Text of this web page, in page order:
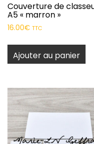
Couverture de
A5 « marron »
16.00€ TTC
Ajouter au panier